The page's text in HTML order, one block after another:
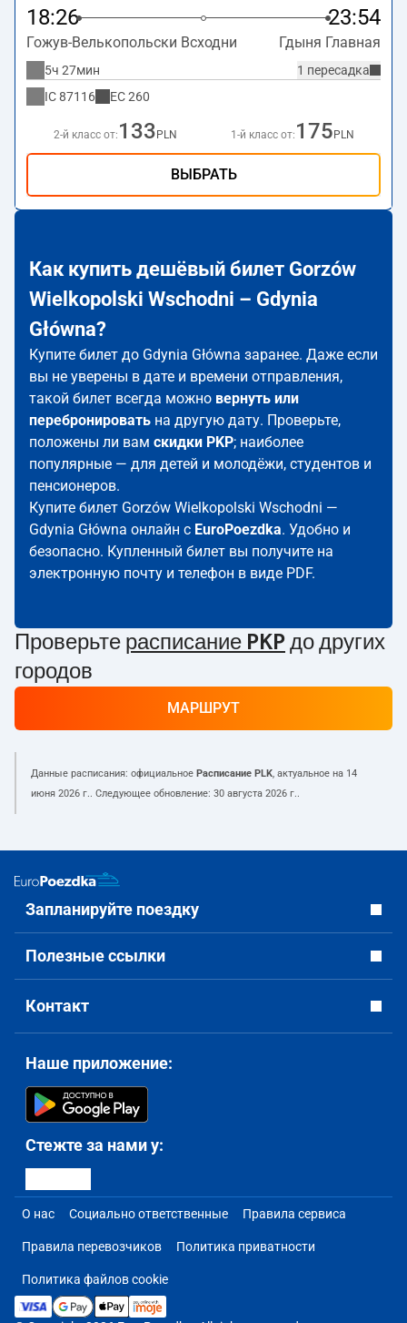
18:26 23:54
Гожув-Велькопольски Всходни Гдыня Главная
1 пересадка
5ч 27мин
IC87116 EC260
2-й класс от: 133 PLN 1-й класс от: 175 PLN
ВЫБРАТЬ
Как купить дешёвый билет Gorzów
Wielkopolski Wschodni – Gdynia
Główna?
Купите билет до Gdynia Główna заранее. Даже если
вы не уверены в дате и времени отправления,
такой билет всегда можно вернуть или
перебронировать на другую дату. Проверьте,
положены ли вам скидки PKP; наиболее
популярные — для детей и молодёжи, студентов и
пенсионеров.
Купите билет Gorzów Wielkopolski Wschodni —
Gdynia Główna онлайн с EuroPoezdka. Удобно и
безопасно. Купленный билет вы получите на
электронную почту и телефон в виде PDF.
Проверьте расписание PKP до других
городов
МАРШРУТ
Данные расписания: официальное Расписание PLK, актуальное на 14
июня 2026 г.. Следующее обновление: 30 августа 2026 г..
Запланируйте поездку
Полезные ссылки
Контакт
Наше приложение:
Стежте за нами у:
О нас Социально ответственные Правила сервиса
Правила перевозчиков Политика приватности
Политика файлов cookie